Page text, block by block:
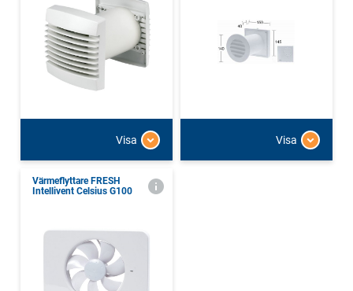
Visa Visa
Värmeflyttare FRESH
Intellivent Celsius G100